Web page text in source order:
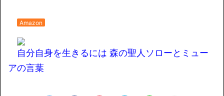
Amazon
自分自身を生きるには 森の聖人ソローとミュー
アの言葉